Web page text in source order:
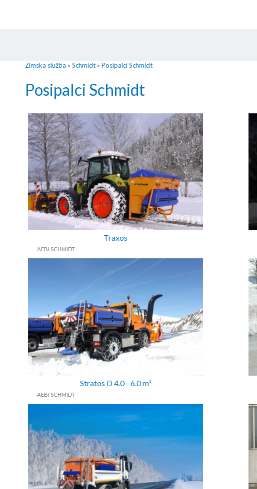
Zimska služba » Schmidt » Posipalci Schmidt
Posipalci Schmidt
Traxos
AEBI SCHMIDT
Stratos D 4.0 - 6.0 m³
AEBI SCHMIDT